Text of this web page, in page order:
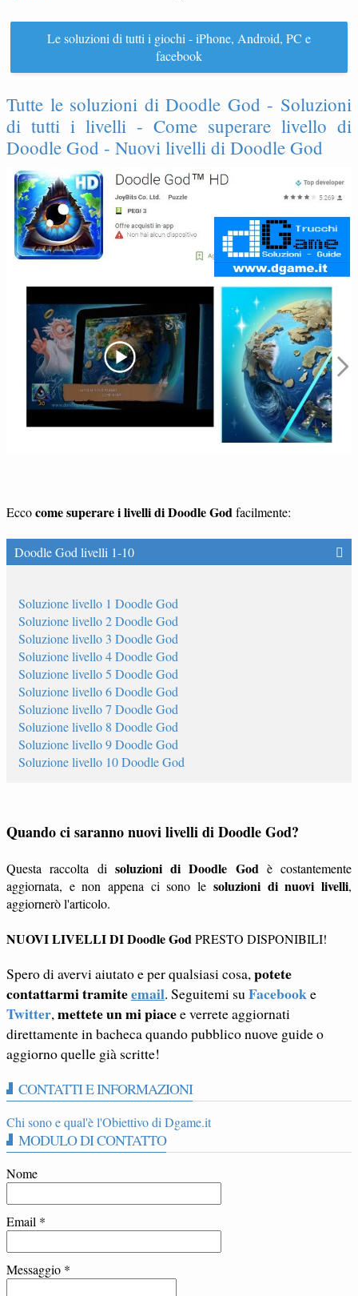
Le soluzioni di tutti i giochi - iPhone, Android, PC e
facebook
Tutte le soluzioni di Doodle God - Soluzioni
di tutti i livelli - Come superare livello di
Doodle God - Nuovi livelli di Doodle God
Eccocome superare i livelli di Doodle Godfacilmente:
Doodle God livelli 1-10
Soluzione livello 1 Doodle God
Soluzione livello 2 Doodle God
Soluzione livello 3 Doodle God
Soluzione livello 4 Doodle God
Soluzione livello 5 Doodle God
Soluzione livello 6 Doodle God
Soluzione livello 7 Doodle God
Soluzione livello 8 Doodle God
Soluzione livello 9 Doodle God
Soluzione livello 10 Doodle God
Quando ci saranno nuovi livelli di Doodle God?
Questa raccolta di soluzioni di Doodle God è costantemente
aggiornata, e non appena ci sono le soluzioni di nuovi livelli,
aggiornerò l'articolo.
NUOVI LIVELLI DI Doodle GodPRESTO DISPONIBILI!
Spero di avervi aiutato e per qualsiasi cosa,potete
contattarmi tramiteemail. Seguitemi suFacebooke
Twitter,mettete un mi piacee verrete aggiornati
direttamente in bacheca quando pubblico nuove guide o
aggiorno quelle già scritte!
CONTATTI E INFORMAZIONI
Chi sono e qual'è l'Obiettivo di Dgame.it
MODULO DI CONTATTO
Nome
Email *
Messaggio *